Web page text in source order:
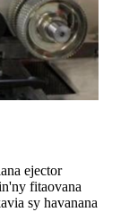
ejector
fitaovana
sy havanana